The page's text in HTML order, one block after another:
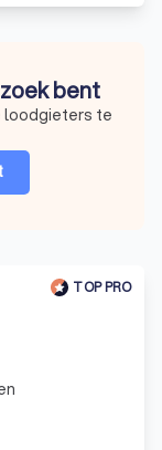
bent
loodgieters te
TOP PRO